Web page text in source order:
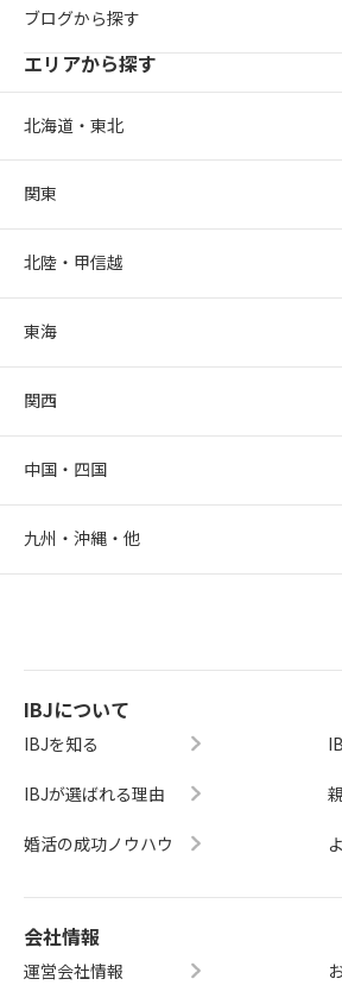
ブログから探す
エリアから探す
北海道・東北
関東
北陸・甲信越
東海
関西
中国・四国
九州・沖縄・他
IBJについて
IBJを知る
IBJが選ばれる理由
婚活の成功ノウハウ
会社情報
運営会社情報